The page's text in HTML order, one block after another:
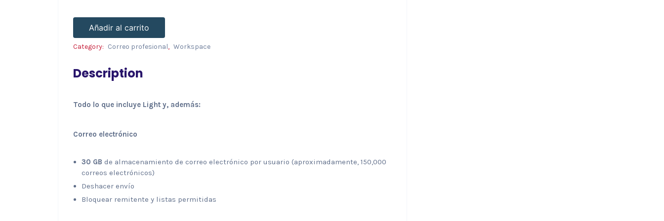
Añadir al carrito
Category: Correo profesional, Workspace
Description
Todo lo que incluye Light y, además:
Correo electrónico
30 GB de almacenamiento de correo electrónico por usuario (aproximadamente, 150,000
correos electrónicos)
Deshacer envío
Bloquear remitente y listas permitidas